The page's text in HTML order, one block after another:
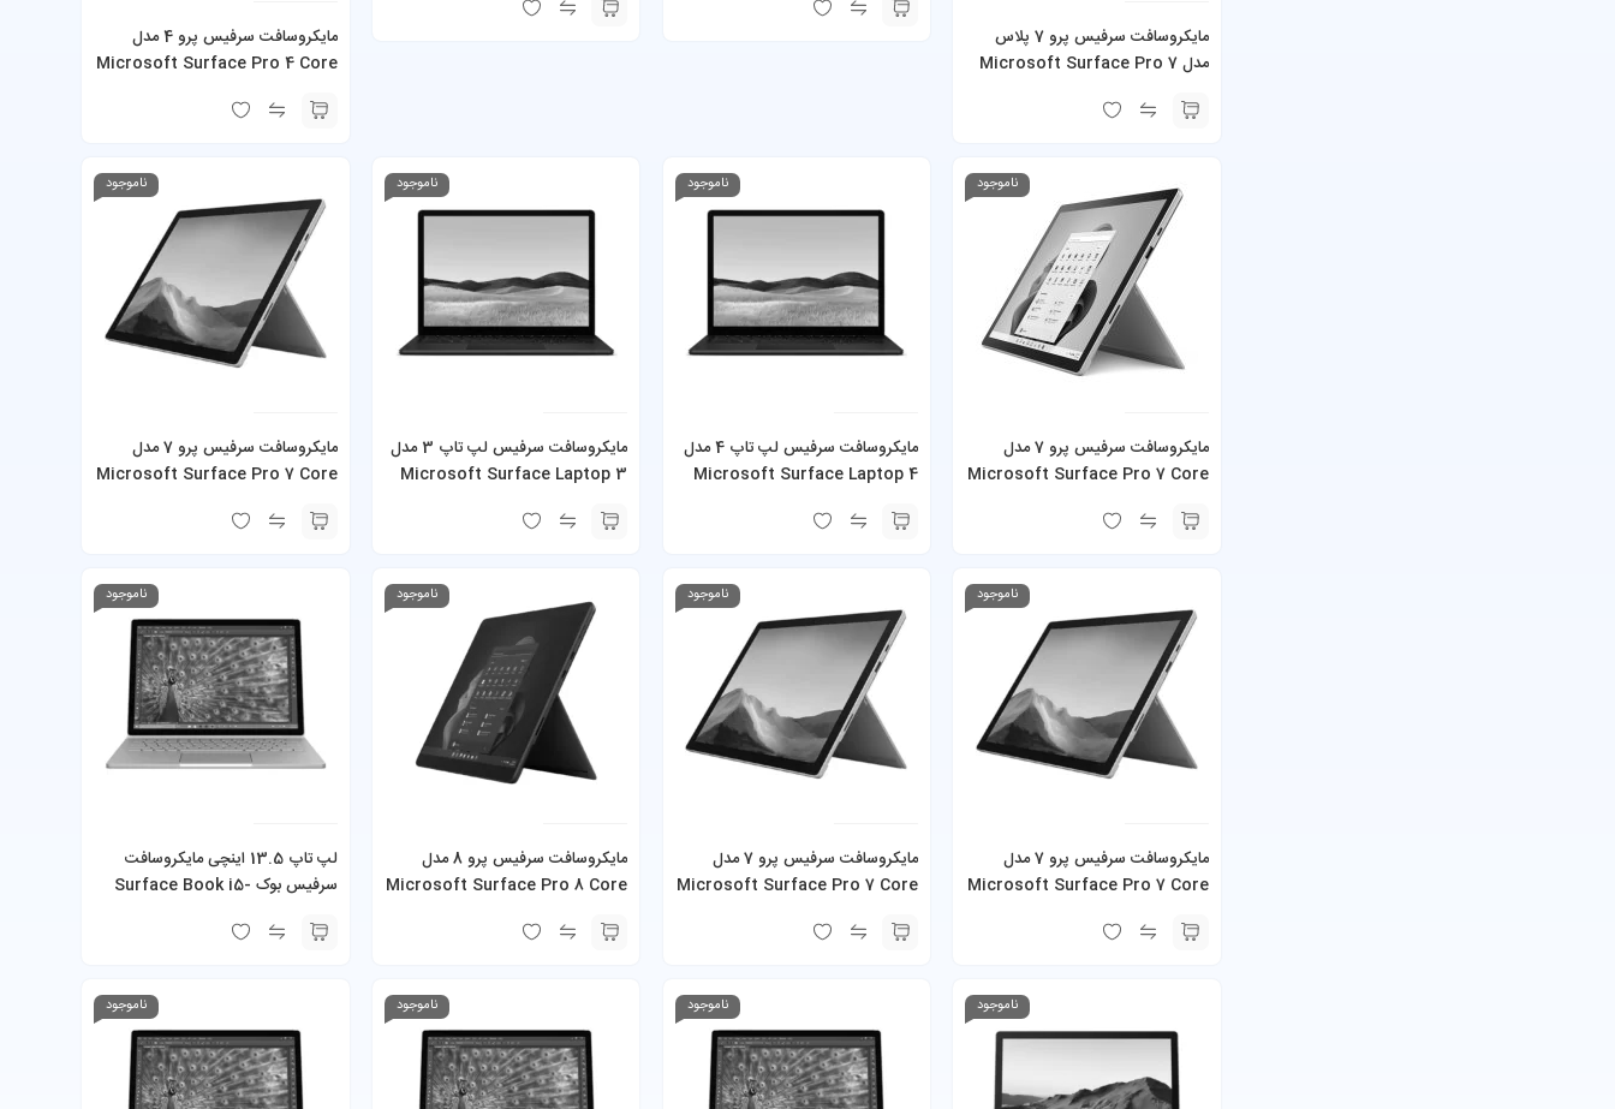
مایکروسافت سرفیس پرو 7 پلاس
مدل Microsoft Surface Pro 7
256GB SSD به همراه کیبورد و شارژر
inch
‎مایکروسافت سرفیس پرو 4 مدل
Microsoft Surface Pro 4 Core
ناموجود
مایکروسافت سرفیس پرو 7 مدل
Microsoft Surface Pro 7 Core
همراه کیبورد و شارژر
ناموجود
مایکروسافت سرفیس لپ تاپ 4 مدل
Microsoft Surface Laptop 4
ناموجود
مایکروسافت سرفیس لپ تاپ 3 مدل
Microsoft Surface Laptop 3
SSD
ناموجود
مایکروسافت سرفیس پرو 7 مدل
Microsoft Surface Pro 7 Core
همراه کیبورد و شارژر
ناموجود
مایکروسافت سرفیس پرو 7 مدل
Microsoft Surface Pro 7 Core
همراه کیبورد و شارژر
ناموجود
مایکروسافت سرفیس پرو 7 مدل
Microsoft Surface Pro 7 Core
همراه کیبورد و شارژر
ناموجود
مایکروسافت سرفیس پرو 8 مدل
Microsoft Surface Pro 8 Core
همراه کیبورد و شارژر
ناموجود
لپ تاپ 13.5 اینچی مایکروسافت
سرفیس بوک Surface Book i5-
NVIDIA GeForce
ناموجود ناموجود ناموجود ناموجود